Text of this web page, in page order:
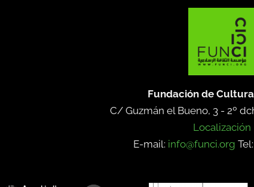
Fundación de
C/ Guzmán el Bueno, 3 - 2º
Localización
E-mail: info@funci.org